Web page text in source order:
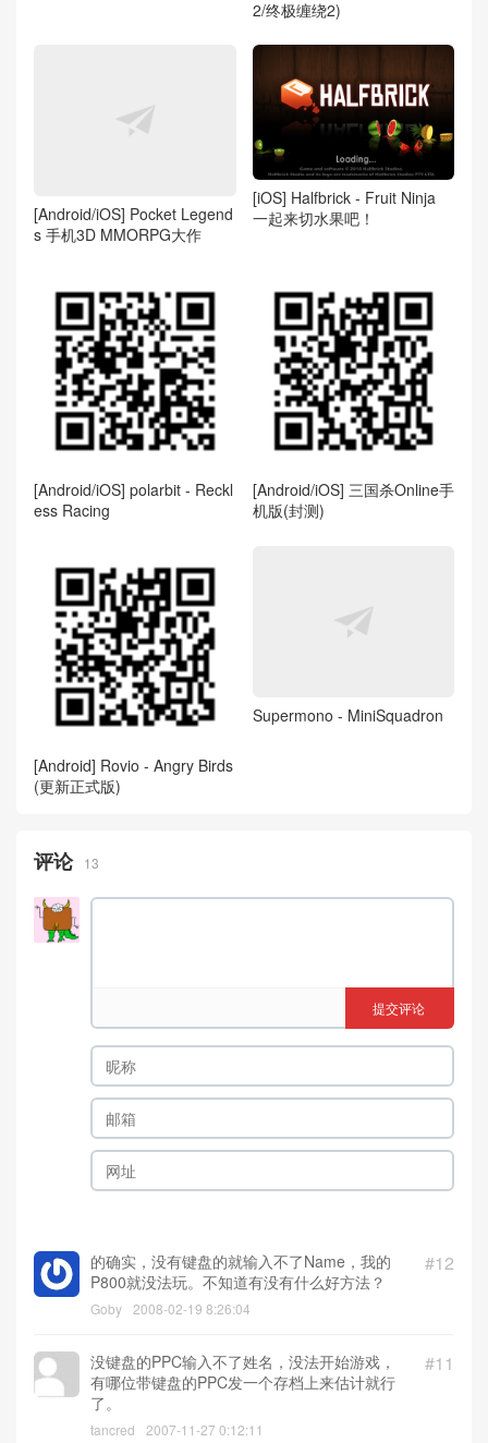
2/终极缠绕2)
[Android/iOS] Pocket Legend
s 手机3D MMORPG大作
[iOS] Halfbrick - Fruit Ninja
一起来切水果吧！
[Android/iOS] polarbit - Reckl
ess Racing
[Android/iOS] 三国杀Online手
机版(封测)
[Android] Rovio - Angry Birds
(更新正式版)
Supermono - MiniSquadron
评论 13
提交评论
#12
的确实，没有键盘的就输入不了Name，我的
P800就没法玩。不知道有没有什么好方法？
Goby 2008-02-19 8:26:04
#11
没键盘的PPC输入不了姓名，没法开始游戏，
有哪位带键盘的PPC发一个存档上来估计就行
了。
tancred 2007-11-27 0:12:11